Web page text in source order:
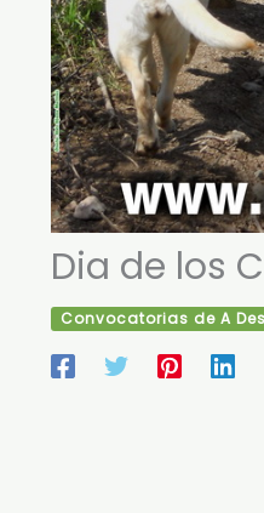
Dia de los
Convocatorias de A